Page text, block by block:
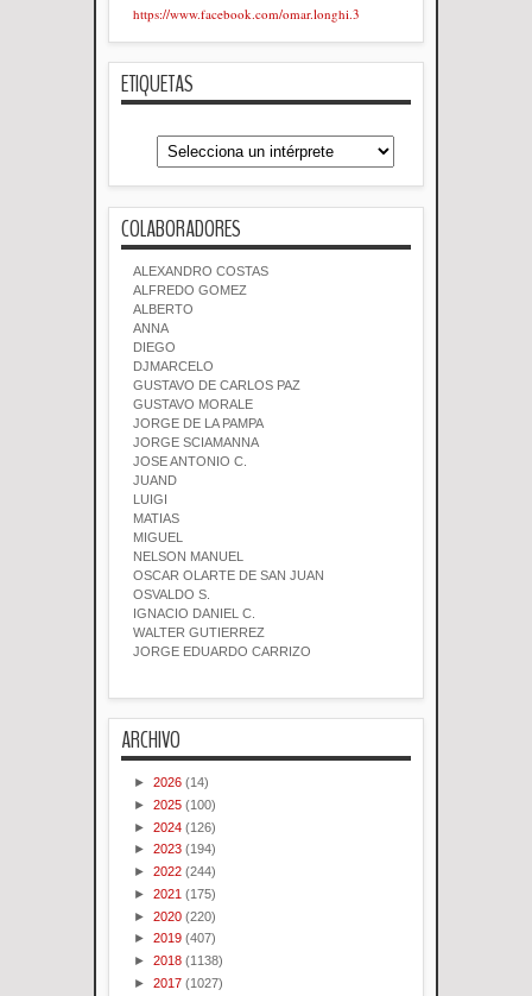
https://www.facebook.com/omar.longhi.3
ETIQUETAS
COLABORADORES
ALEXANDRO COSTAS
ALFREDO GOMEZ
ALBERTO
ANNA
DIEGO
DJMARCELO
GUSTAVO DE CARLOS PAZ
GUSTAVO MORALE
JORGE DE LA PAMPA
JORGE SCIAMANNA
JOSE ANTONIO C.
JUAND
LUIGI
MATIAS
MIGUEL
NELSON MANUEL
OSCAR OLARTE DE SAN JUAN
OSVALDO S.
IGNACIO DANIEL C.
WALTER GUTIERREZ
JORGE EDUARDO CARRIZO
ARCHIVO
► 2026 (14)
► 2025 (100)
► 2024 (126)
► 2023 (194)
► 2022 (244)
► 2021 (175)
► 2020 (220)
► 2019 (407)
► 2018 (1138)
► 2017 (1027)